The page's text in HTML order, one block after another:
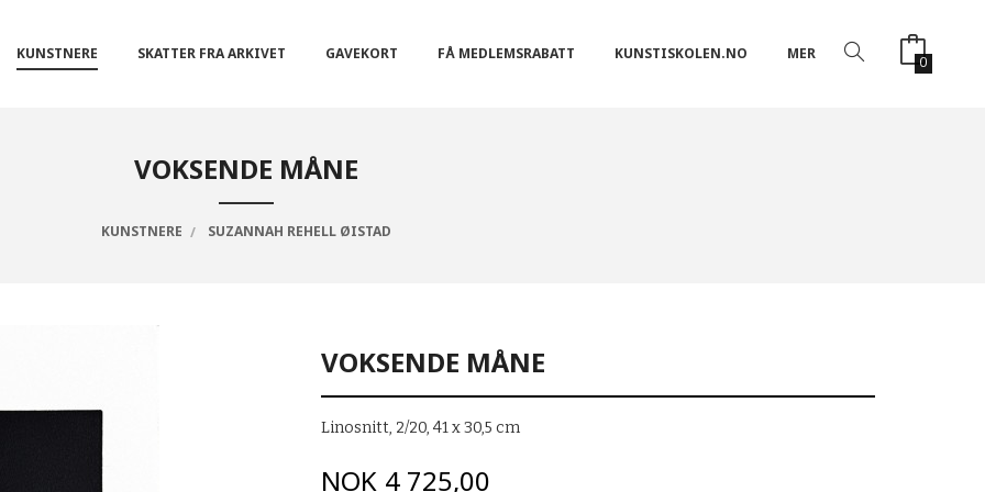
KUNSTNERE SKATTER FRA ARKIVET GAVEKORT FÅ MEDLEMSRABATT KUNSTISKOLEN.NO MER 0
VOKSENDE MÅNE
KUNSTNERE SUZANNAH REHELL ØISTAD
VOKSENDE MÅNE
Linosnitt, 2/20, 41 x 30,5 cm
Pris
NOK 4 725,00